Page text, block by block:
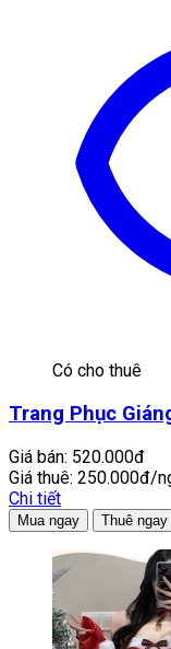
Có cho thuê
Trang Phục
Giá bán: 520.000đ
Giá thuê: 250.000đ/
Chi tiết
Mua ngay Thuê ngay